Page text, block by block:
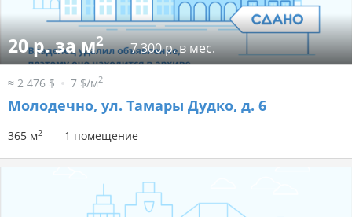
20 р. за м2 7 300 р. в мес.
≈ 2 476 $ 7 $/м2
Молодечно, ул. Тамары Дудко, д. 6
365 м2 1 помещение